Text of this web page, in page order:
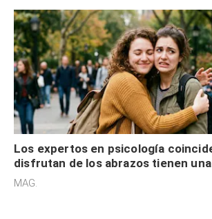
Los expertos en psicología
disfrutan de los abrazos tienen
sensibilidad a los estímulos físicos
MAG.